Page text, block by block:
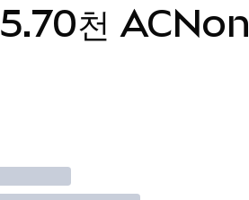
5.70천 ACNon